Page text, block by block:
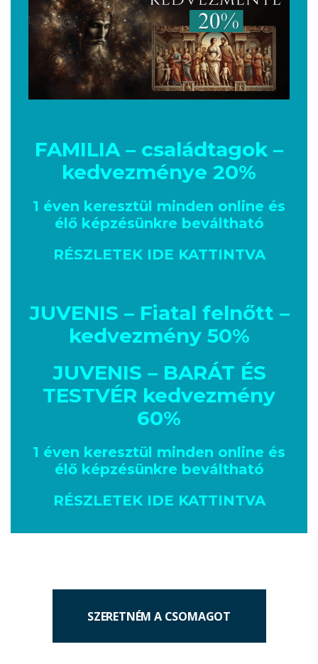
FAMILIA – családtagok –
kedvezménye 20%
1 éven keresztül minden online és
élő képzésünkre beváltható
RÉSZLETEK IDE KATTINTVA
JUVENIS – Fiatal felnőtt –
kedvezmény 50%
JUVENIS – BARÁT ÉS
TESTVÉR kedvezmény
60%
1 éven keresztül minden online és
élő képzésünkre beváltható
RÉSZLETEK IDE KATTINTVA
SZERETNÉM A CSOMAGOT